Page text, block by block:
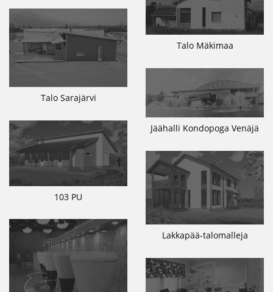
Talo Mäkimaa
Talo Sarajärvi
Jäähalli Kondopoga Venäjä
103 PU
Lakkapää-talomalleja